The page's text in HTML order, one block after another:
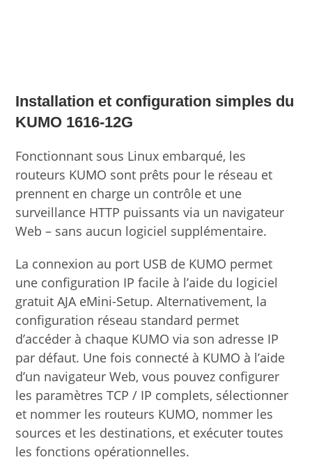
Installation et configuration simples du
KUMO 1616-12G
Fonctionnant sous Linux embarqué, les
routeurs KUMO sont prêts pour le réseau et
prennent en charge un contrôle et une
surveillance HTTP puissants via un navigateur
Web – sans aucun logiciel supplémentaire.
La connexion au port USB de KUMO permet
une configuration IP facile à l’aide du logiciel
gratuit AJA eMini-Setup. Alternativement, la
configuration réseau standard permet
d’accéder à chaque KUMO via son adresse IP
par défaut. Une fois connecté à KUMO à l’aide
d’un navigateur Web, vous pouvez configurer
les paramètres TCP / IP complets, sélectionner
et nommer les routeurs KUMO, nommer les
sources et les destinations, et exécuter toutes
les fonctions opérationnelles.